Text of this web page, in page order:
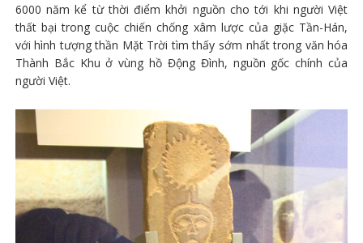
6000 năm kể từ thời điểm khởi nguồn cho tới khi người Việt
thất bại trong cuộc chiến chống xâm lược của giặc Tần-Hán,
với hình tượng thần Mặt Trời tìm thấy sớm nhất trong văn hóa
Thành Bắc Khu ở vùng hồ Động Đình, nguồn gốc chính của
người Việt.